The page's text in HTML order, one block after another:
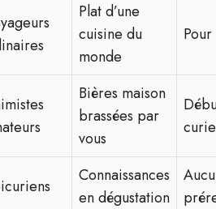
Plat d’une
cuisine du
monde
Bières maison
brassées par
vous
Connaissances
en dégustation